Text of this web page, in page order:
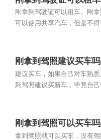
刚拿到驾驶证可以租车。刚
可以使用共享汽车，但是不
刚拿到驾照建议买车吗
建议买车，如果自己对车熟
到驾照建议买新车，毕竟自己
刚拿到驾照可以买车吗
拿到驾照就可以买车，没有